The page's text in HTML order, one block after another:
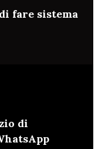
fare sistema
di